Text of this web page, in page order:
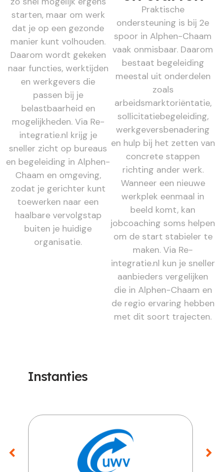
starten, maar om werk
dat je op een gezonde
manier kunt volhouden.
Daarom wordt gekeken
naar functies, werktijden
en werkgevers die
passen bij je
belastbaarheid en
mogelijkheden. Via Re-
integratie.nl krijg je
sneller zicht op bureaus
en begeleiding in Alphen-
Chaam en omgeving,
zodat je gerichter kunt
toewerken naar een
haalbare vervolgstap
buiten je huidige
organisatie.
Praktische
ondersteuning is bij 2e
spoor in Alphen-Chaam
vaak onmisbaar. Daarom
bestaat begeleiding
meestal uit onderdelen
zoals
arbeidsmarktoriëntatie,
sollicitatiebegeleiding,
werkgeversbenadering
en hulp bij het zetten van
concrete stappen
richting ander werk.
Wanneer een nieuwe
werkplek eenmaal in
beeld komt, kan
jobcoaching soms helpen
om de start stabieler te
maken. Via Re-
integratie.nl kun je sneller
aanbieders vergelijken
die in Alphen-Chaam en
de regio ervaring hebben
met dit soort trajecten.
Instanties